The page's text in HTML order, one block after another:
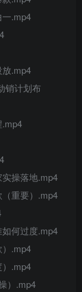
一.mp4
放.mp4
销计划布
.mp4
实操落地.mp4
（重要）.mp4
如何过度.mp4
）.mp4
）.mp4
）.mp4